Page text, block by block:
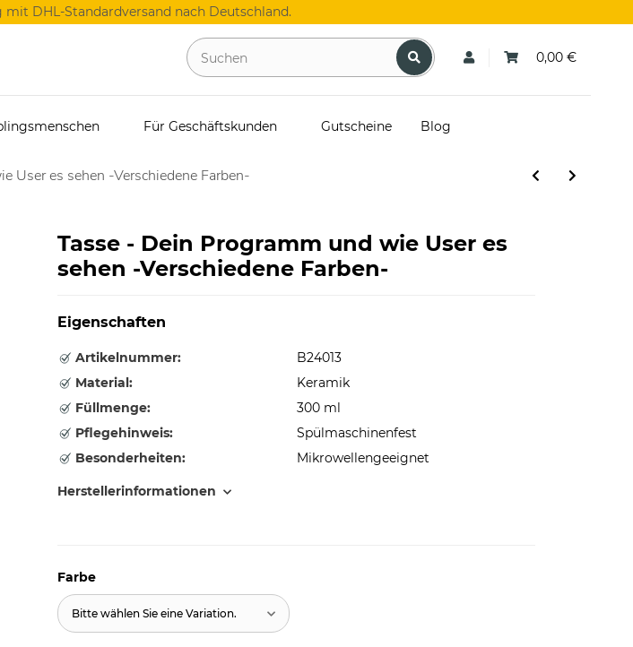
DHL-Standardversand nach Deutschland.
0,00 €
Für Geschäftskunden Gutscheine Blog
User es sehen -Verschiedene Farben-
Tasse - Dein Programm und wie User es
sehen -Verschiedene Farben-
Eigenschaften
Artikelnummer:
B24013
Material:
Keramik
Füllmenge:
300 ml
Pflegehinweis:
Spülmaschinenfest
Besonderheiten:
Mikrowellengeeignet
Herstellerinformationen
Farbe
Bitte wählen Sie eine Variation.